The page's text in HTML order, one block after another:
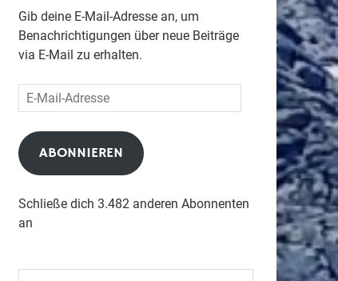
Gib deine E-Mail-Adresse an, um
Benachrichtigungen über neue Beiträge
via E-Mail zu erhalten.
E-
Mail-
Adresse
ABONNIEREN
Schließe dich 3.482 anderen Abonnenten
an